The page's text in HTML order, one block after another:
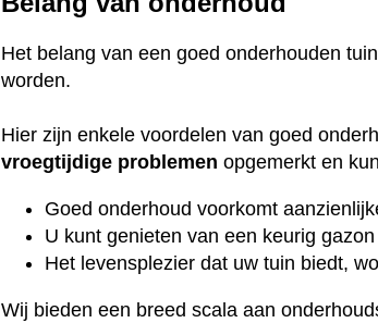
Het belang van een goed onderhouden
worden.
Hier zijn enkele voordelen van goed
vroegtijdige problemen opgemerkt en
Goed onderhoud voorkomt
U kunt genieten van een keurig
Het levensplezier dat uw tuin biedt,
Wij bieden een breed scala aan